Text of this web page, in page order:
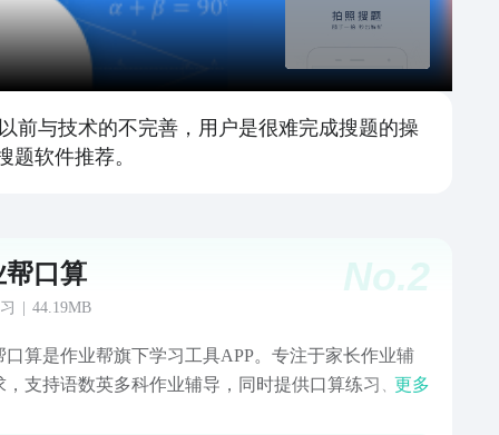
前与技术的不完善，用户是很难完成搜题的操
软件推荐。
No.2
帮口算
44.19MB
口算是作业帮旗下学习工具APP。专注于家长作业辅
，支持语数英多科作业辅导，同时提供口算练习、学
更多